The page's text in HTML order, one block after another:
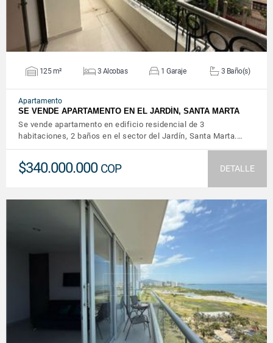
125 m² 3 Alcobas 1 Garaje 3 Baño(s)
Apartamento
SE VENDE APARTAMENTO EN EL JARDÍN, SANTA MARTA
Se vende apartamento en edificio residencial de 3
habitaciones, 2 baños en el sector del Jardín, Santa Marta.…
$340.000.000 COP DETALLE
VER DETALLES